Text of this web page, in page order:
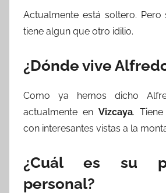
Actualmente está soltero.
tiene algun que otro idilio.
¿Dónde vive
Como ya hemos dicho
actualmente en Vizcaya.
con interesantes vistas a la
¿Cuál es su
personal?